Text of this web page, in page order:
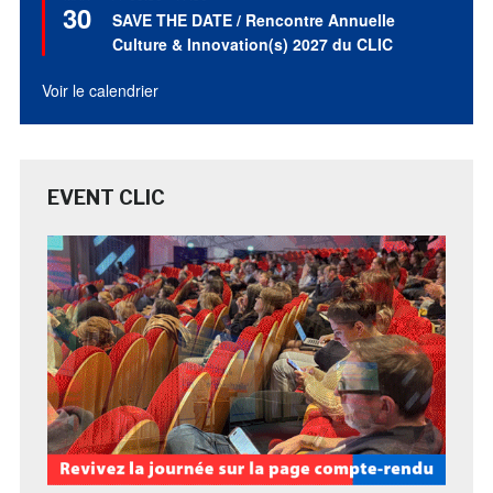
30
en
avant
SAVE THE DATE / Rencontre Annuelle
Culture & Innovation(s) 2027 du CLIC
Voir le calendrier
EVENT CLIC